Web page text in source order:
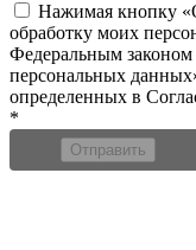
Нажимая кнопку
обработку моих
Федеральным
персональных
определенных в
*
Отправить